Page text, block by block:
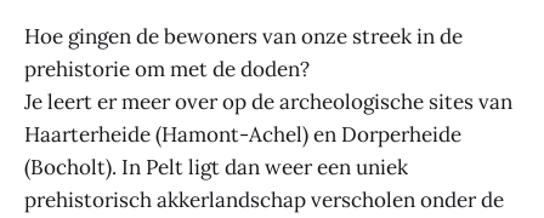
Hoe gingen de bewoners van onze streek in de
prehistorie om met de doden?
Je leert er meer over op de archeologische sites van
Haarterheide (Hamont-Achel) en Dorperheide
(Bocholt). In Pelt ligt dan weer een uniek
prehistorisch akkerlandschap verscholen onder de